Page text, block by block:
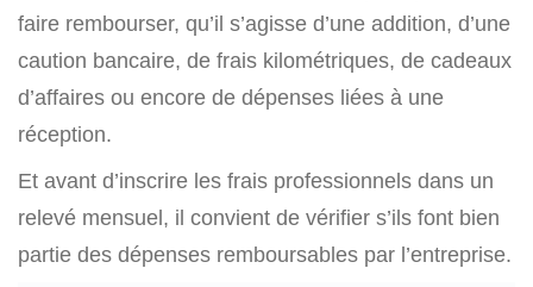
faire rembourser, qu’il s’agisse d’une addition, d’une
caution bancaire, de frais kilométriques, de cadeaux
d’affaires ou encore de dépenses liées à une
réception.
Et avant d’inscrire les frais professionnels dans un
relevé mensuel, il convient de vérifier s’ils font bien
partie des dépenses remboursables par l’entreprise.